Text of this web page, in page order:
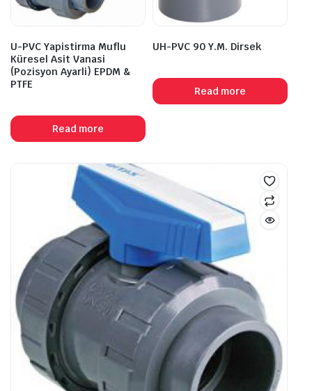
U-PVC Yapistirma Muflu
Küresel Asit Vanasi
(Pozisyon Ayarli) EPDM &
PTFE
Read more
UH-PVC 90 Y.M. Dirsek
Read more